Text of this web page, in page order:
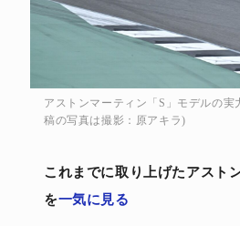
アストンマーティン「S」モデルの実
稿の写真は撮影：原アキラ)
これまでに取り上げたアスト
を一気に見る